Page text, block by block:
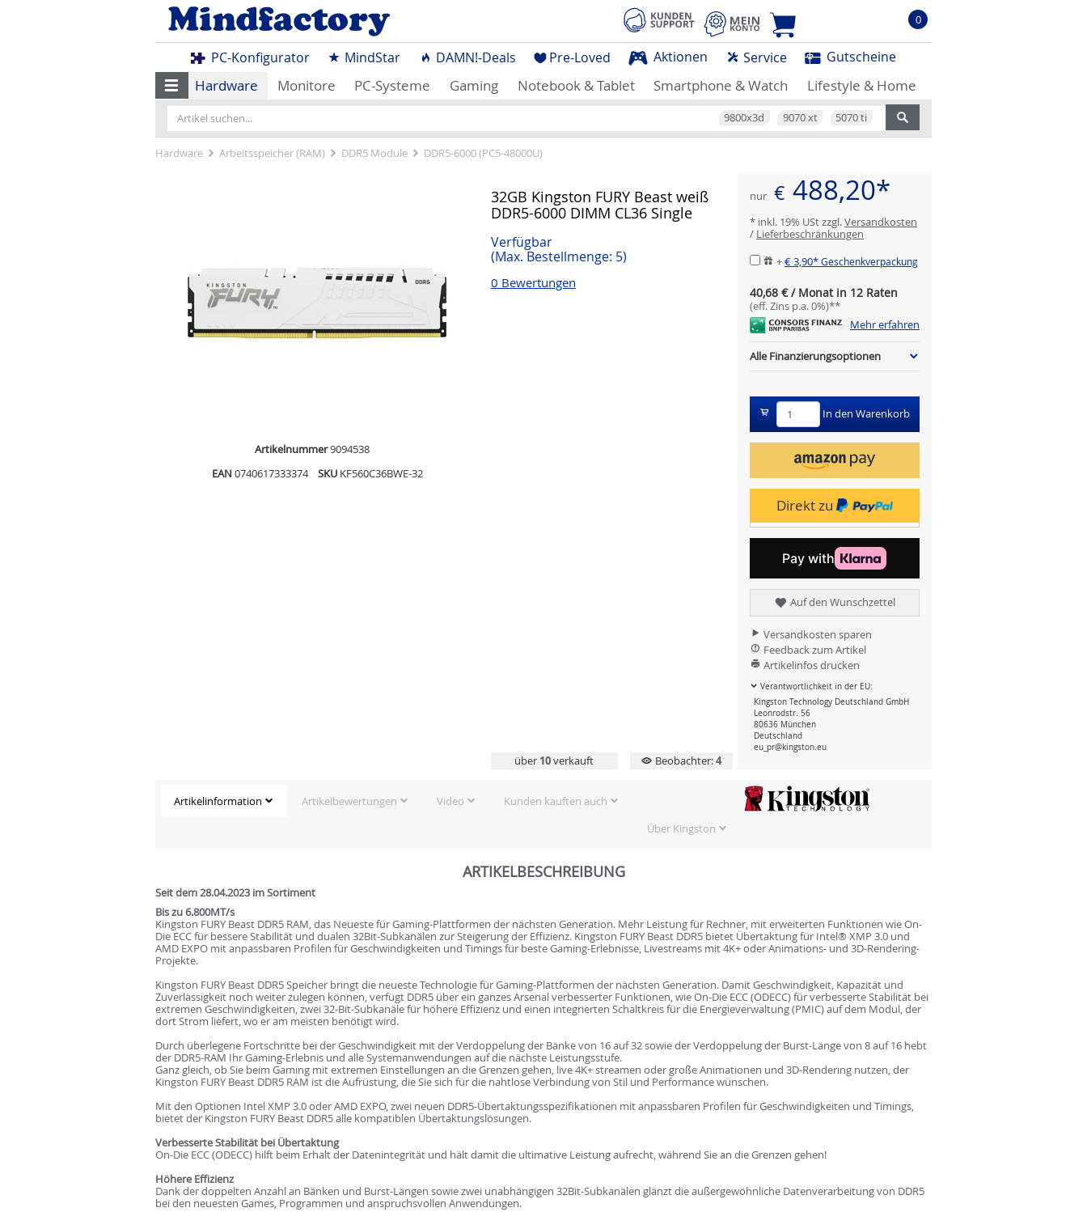
0
PC-Konfigurator MindStar DAMN!-Deals Pre-Loved Aktionen Service Gutscheine
Hardware Monitore PC-Systeme Gaming Notebook & Tablet Smartphone & Watch Lifestyle & Home
9800x3d 9070 xt 5070 ti
Hardware Arbeitsspeicher (RAM) DDR5 Module DDR5-6000 (PC5-48000U)
Artikelnummer9094538
EAN 0740617333374 SKU KF560C36BWE-32
32GB Kingston FURY Beast weiß
DDR5-6000 DIMM CL36 Single
Verfügbar
(Max. Bestellmenge: 5)
0 Bewertungen
über 10verkauft Beobachter:4
nur € 488,20*
* inkl. 19% USt zzgl.Versandkosten
/ Lieferbeschränkungen
+€ 3,90* Geschenkverpackung
40,68 € / Monat in 12 Raten
(eff. Zins p.a. 0%)**
Mehr erfahren
Alle Finanzierungsoptionen
In den Warenkorb
Direkt zu
Auf den Wunschzettel
Versandkosten sparen
Feedback zum Artikel
Artikelinfos drucken
Verantwortlichkeit in der EU:
Kingston Technology Deutschland GmbH
Leonrodstr. 56
80636 München
Deutschland
eu_pr@kingston.eu
Artikelinformation Artikelbewertungen Video
Kunden kauften auch
Über Kingston
ARTIKELBESCHREIBUNG
Seit dem 28.04.2023 im Sortiment
Bis zu 6.800MT/s
Kingston FURY Beast DDR5 RAM, das Neueste für Gaming-Plattformen der nächsten Generation. Mehr Leistung für Rechner, mit erweiterten Funktionen wie On-
Die ECC für bessere Stabilität und dualen 32Bit-Subkanälen zur Steigerung der Effizienz. Kingston FURY Beast DDR5 bietet Übertaktung für Intel® XMP 3.0 und
AMD EXPO mit anpassbaren Profilen für Geschwindigkeiten und Timings für beste Gaming-Erlebnisse, Livestreams mit 4K+ oder Animations- und 3D-Rendering-
Projekte.
Kingston FURY Beast DDR5 Speicher bringt die neueste Technologie für Gaming-Plattformen der nächsten Generation. Damit Geschwindigkeit, Kapazität und
Zuverlässigkeit noch weiter zulegen können, verfügt DDR5 über ein ganzes Arsenal verbesserter Funktionen, wie On-Die ECC (ODECC) für verbesserte Stabilität bei
extremen Geschwindigkeiten, zwei 32-Bit-Subkanäle für höhere Effizienz und einen integrierten Schaltkreis für die Energieverwaltung (PMIC) auf dem Modul, der
dort Strom liefert, wo er am meisten benötigt wird.
Durch überlegene Fortschritte bei der Geschwindigkeit mit der Verdoppelung der Bänke von 16 auf 32 sowie der Verdoppelung der Burst-Länge von 8 auf 16 hebt
der DDR5-RAM Ihr Gaming-Erlebnis und alle Systemanwendungen auf die nächste Leistungsstufe.
Ganz gleich, ob Sie beim Gaming mit extremen Einstellungen an die Grenzen gehen, live 4K+ streamen oder große Animationen und 3D-Rendering nutzen, der
Kingston FURY Beast DDR5 RAM ist die Aufrüstung, die Sie sich für die nahtlose Verbindung von Stil und Performance wünschen.
Mit den Optionen Intel XMP 3.0 oder AMD EXPO, zwei neuen DDR5-Übertaktungsspezifikationen mit anpassbaren Profilen für Geschwindigkeiten und Timings,
bietet der Kingston FURY Beast DDR5 alle kompatiblen Übertaktungslösungen.
Verbesserte Stabilität bei Übertaktung
On-Die ECC (ODECC) hilft beim Erhalt der Datenintegrität und hält damit die ultimative Leistung aufrecht, während Sie an die Grenzen gehen!
Höhere Effizienz
Dank der doppelten Anzahl an Bänken und Burst-Längen sowie zwei unabhängigen 32Bit-Subkanälen glänzt die außergewöhnliche Datenverarbeitung von DDR5
bei den neuesten Games, Programmen und anspruchsvollen Anwendungen.